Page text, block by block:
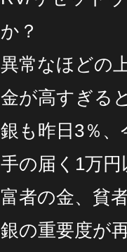
か？
異常なほどの
金が高すぎる
銀も昨日3％
手の届く1万
富者の金、貧
銀の重要度が